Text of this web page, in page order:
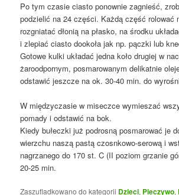
Po tym czasie ciasto ponownie zagnieść,
podzielić na 24 części. Każdą część rolować
rozgniatać dłonią na płasko, na środku
i zlepiać ciasto dookoła jak np. pączki lub
Gotowe kulki układać jedna koło drugiej w
żaroodpornym, posmarowanym delikatnie
odstawić jeszcze na ok. 30-40 min. do
W międzyczasie w miseczce wymieszać
pomady i odstawić na bok.
Kiedy bułeczki już podrosną posmarować je
wierzchu naszą pastą czosnkowo-serową i
nagrzanego do 170 st. C (II poziom grzanie
20-25 min.
Zaszufladkowano do kategorii Dzieci, Pieczywo,